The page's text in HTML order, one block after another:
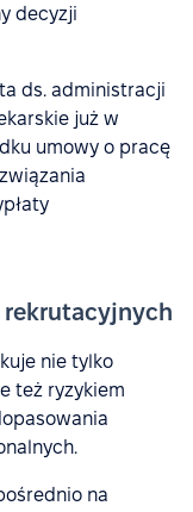
decyzji
ds. administracji
już w
umowy o pracę
rekrutacyjnych
nie tylko
też ryzykiem
na